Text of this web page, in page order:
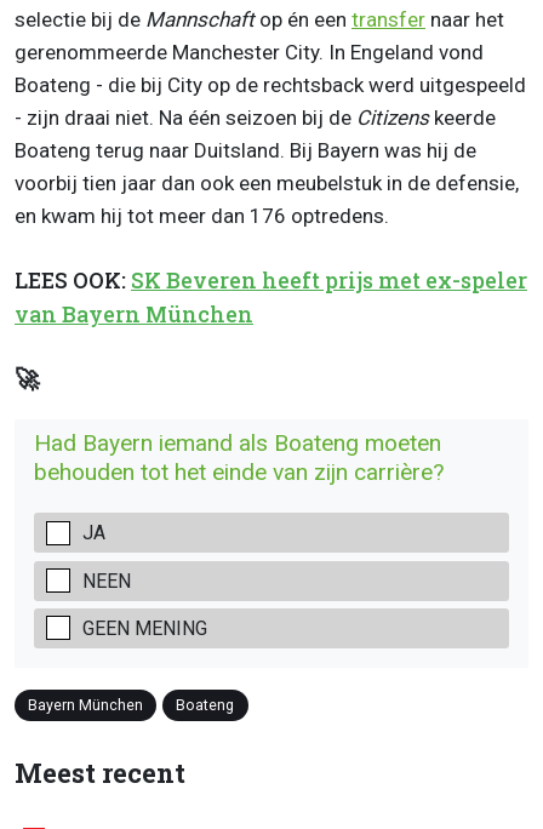
selectie bij de Mannschaftop én een transfer naar het
gerenommeerde Manchester City. In Engeland vond
Boateng - die bij City op de rechtsback werd uitgespeeld
- zijn draai niet. Na één seizoen bij de Citizens keerde
Boateng terug naar Duitsland. Bij Bayern was hij de
voorbij tien jaar dan ook een meubelstuk in de defensie,
en kwam hij tot meer dan 176 optredens.
LEES OOK: SK Beveren heeft prijs met ex-speler
van Bayern München
🚀
Had Bayern iemand als Boateng moeten
behouden tot het einde van zijn carrière?
JA
NEEN
GEEN MENING
Bayern München Boateng
Meest recent